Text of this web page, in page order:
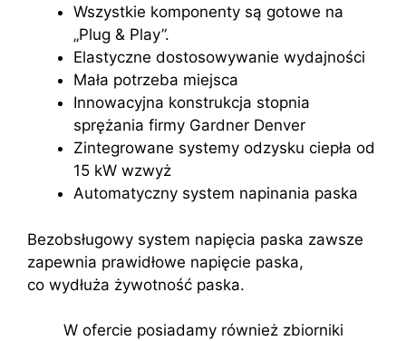
Wszystkie komponenty są gotowe na
„Plug & Play”.
Elastyczne dostosowywanie wydajności
Mała potrzeba miejsca
Innowacyjna konstrukcja stopnia
sprężania firmy Gardner Denver
Zintegrowane systemy odzysku ciepła od
15 kW wzwyż
Automatyczny system napinania paska
Bezobsługowy system napięcia paska zawsze
zapewnia prawidłowe napięcie paska,
co wydłuża żywotność paska.
W ofercie posiadamy również zbiorniki